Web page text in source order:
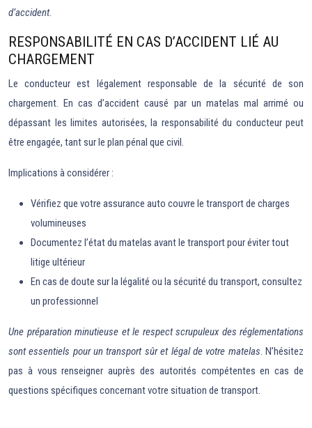
d’accident.
RESPONSABILITÉ EN CAS D’ACCIDENT LIÉ AU
CHARGEMENT
Le conducteur est légalement responsable de la sécurité de son
chargement. En cas d’accident causé par un matelas mal arrimé ou
dépassant les limites autorisées, la responsabilité du conducteur peut
être engagée, tant sur le plan pénal que civil.
Implications à considérer :
Vérifiez que votre assurance auto couvre le transport de charges
volumineuses
Documentez l’état du matelas avant le transport pour éviter tout
litige ultérieur
En cas de doute sur la légalité ou la sécurité du transport, consultez
un professionnel
Une préparation minutieuse et le respect scrupuleux des réglementations
sont essentiels pour un transport sûr et légal de votre matelas. N’hésitez
pas à vous renseigner auprès des autorités compétentes en cas de
questions spécifiques concernant votre situation de transport.